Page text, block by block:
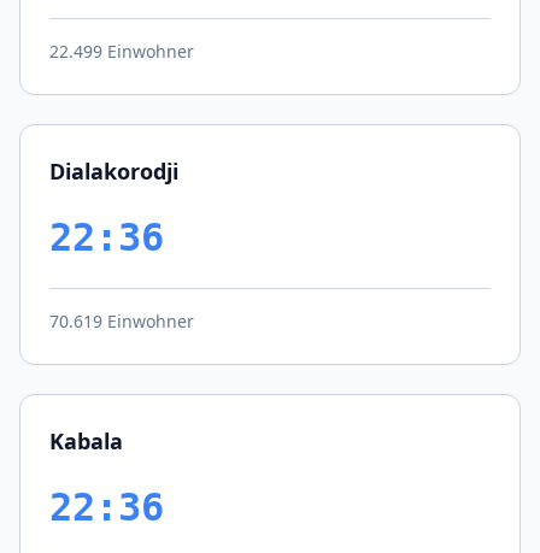
22.499 Einwohner
Dialakorodji
22:36
70.619 Einwohner
Kabala
22:36